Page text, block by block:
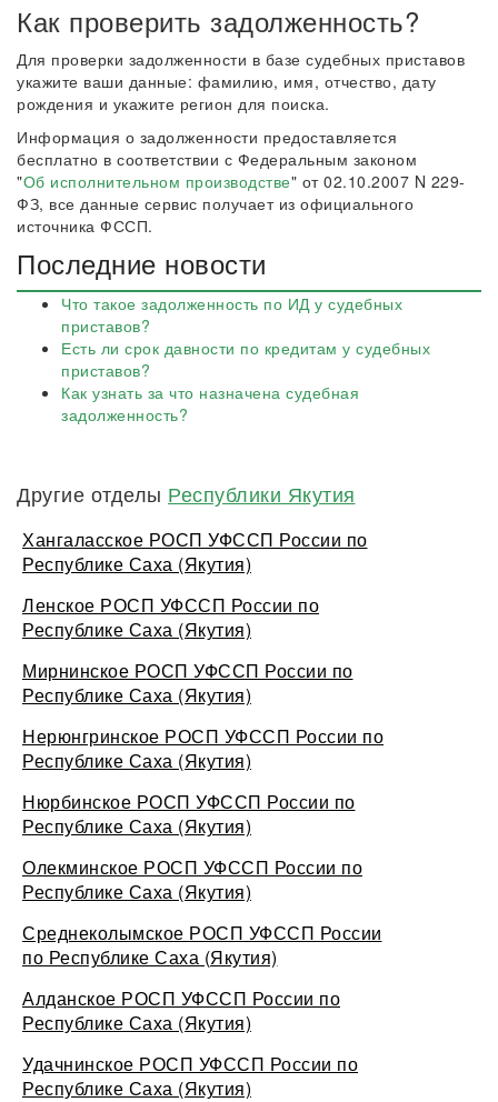
Как проверить задолженность?
Для проверки задолженности в базе судебных приставов
укажите ваши данные: фамилию, имя, отчество, дату
рождения и укажите регион для поиска.
Информация о задолженности предоставляется
бесплатно в соответствии с Федеральным законом
"Об исполнительном производстве" от 02.10.2007 N 229-
ФЗ, все данные сервис получает из официального
источника ФССП.
Последние новости
Что такое задолженность по ИД у судебных
приставов?
Есть ли срок давности по кредитам у судебных
приставов?
Как узнать за что назначена судебная
задолженность?
Другие отделы Республики Якутия
Хангаласское РОСП УФССП России по
Республике Саха (Якутия)
Ленское РОСП УФССП России по
Республике Саха (Якутия)
Мирнинское РОСП УФССП России по
Республике Саха (Якутия)
Нерюнгринское РОСП УФССП России по
Республике Саха (Якутия)
Нюрбинское РОСП УФССП России по
Республике Саха (Якутия)
Олекминское РОСП УФССП России по
Республике Саха (Якутия)
Среднеколымское РОСП УФССП России
по Республике Саха (Якутия)
Алданское РОСП УФССП России по
Республике Саха (Якутия)
Удачнинское РОСП УФССП России по
Республике Саха (Якутия)